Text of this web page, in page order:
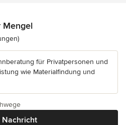
Mengel
5 von 5 Sternen
für Privatpersonen und
wie Materialfindung und
Nachricht